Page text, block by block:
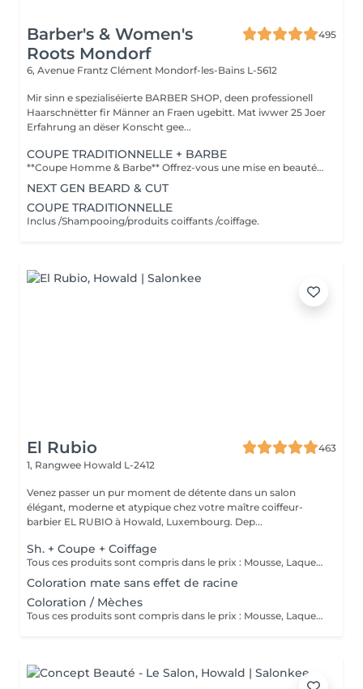
Barber's & Women's
Roots Mondorf
495
6, Avenue Frantz Clément Mondorf-les-Bains L-5612
Mir sinn e spezialiséierte BARBER SHOP, deen professionell
Haarschnëtter fir Männer an Fraen ugebitt. Mat iwwer 25 Joer
Erfahrung an dëser Konscht gee...
COUPE TRADITIONNELLE + BARBE
**Coupe Homme & Barbe** Offrez-vous une mise en beauté complète avec notre service **Coupe Homme & Barbe**, conçu pour les hommes qui souhaitent un style parfaitement maîtrisé de la tête à la barbe. La prestation débute par une **consultation personnalisée** afin de définir la coupe et la forme de barbe qui mettront le mieux en valeur votre visage. Nos experts réalisent ensuite une **coupe de cheveux précise et structurée**, suivie d'un **travail minutieux de la barbe** : taille, définition des contours et mise en forme pour un rendu propre et harmonieux. Le service se termine par un **coiffage professionnel et une finition barbe soignée** pour un résultat net, élégant et durable. L'alliance parfaite entre coupe et barbe pour un look soigné, moderne et parfaitement équilibré.
NEXT GEN BEARD & CUT
COUPE TRADITIONNELLE
Inclus /Shampooing/produits coiffants /coiffage.
El Rubio
463
1, Rangwee Howald L-2412
Venez passer un pur moment de détente dans un salon
élégant, moderne et atypique chez votre maître coiffeur-
barbier EL RUBIO à Howald, Luxembourg. Dep...
Sh. + Coupe + Coiffage
Tous ces produits sont compris dans le prix : Mousse, Laque, Gel, Soin démêlant, Shampoing spécifique. Tous les produits que nous utilisons sont des produits de qualité professionnelle.
Coloration mate sans effet de racine
Coloration / Mèches
Tous ces produits sont compris dans le prix : Mousse, Laque, Gel, Soin démêlant, Shampoing spécifique. Tous les produits que nous utilisons sont des produits de qualité professionnelle.